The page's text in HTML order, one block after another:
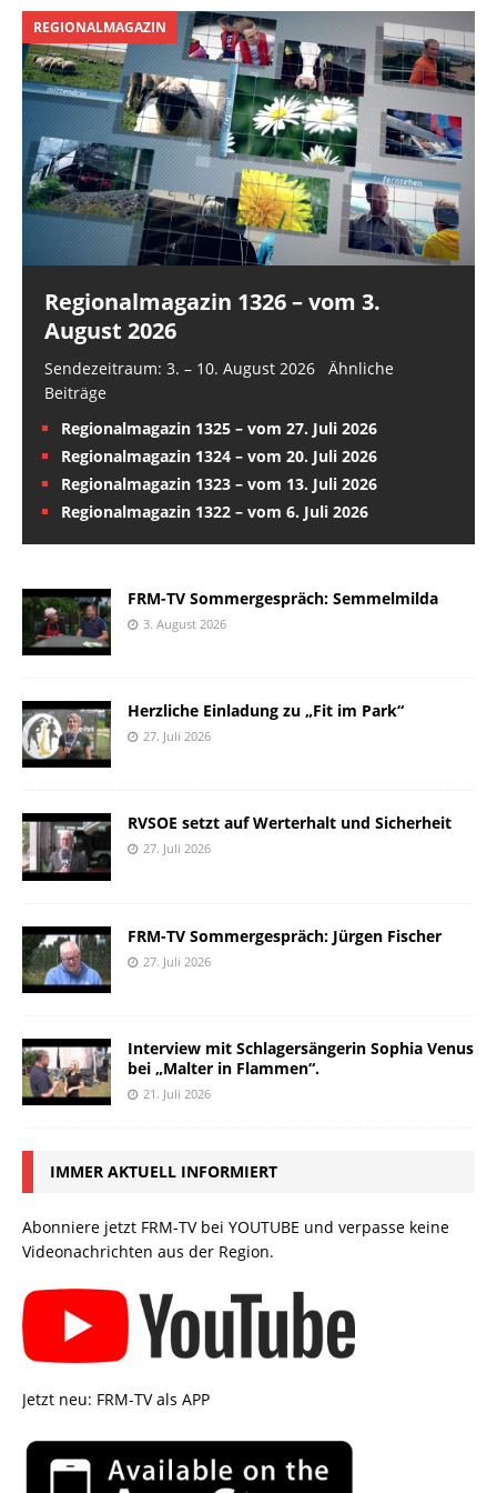
REGIONALMAGAZIN
Regionalmagazin 1326 – vom 3.
August 2026
Sendezeitraum: 3. – 10. August 2026 Ähnliche
Beiträge
Regionalmagazin 1325 – vom 27. Juli 2026
Regionalmagazin 1324 – vom 20. Juli 2026
Regionalmagazin 1323 – vom 13. Juli 2026
Regionalmagazin 1322 – vom 6. Juli 2026
FRM-TV Sommergespräch: Semmelmilda
3. August 2026
Herzliche Einladung zu „Fit im Park“
27. Juli 2026
RVSOE setzt auf Werterhalt und Sicherheit
27. Juli 2026
FRM-TV Sommergespräch: Jürgen Fischer
27. Juli 2026
Interview mit Schlagersängerin Sophia Venus
bei „Malter in Flammen“.
21. Juli 2026
IMMER AKTUELL INFORMIERT
Abonniere jetzt FRM-TV bei YOUTUBE und verpasse keine
Videonachrichten aus der Region.
Jetzt neu: FRM-TV als APP